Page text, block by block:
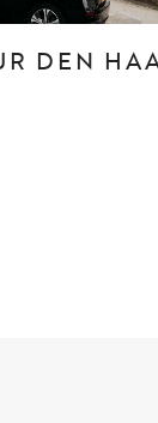
DEN